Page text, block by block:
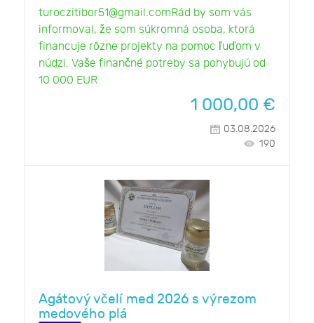
turoczitibor51@gmail.comRád by som vás
informoval, že som súkromná osoba, ktorá
financuje rôzne projekty na pomoc ľuďom v
núdzi. Vaše finančné potreby sa pohybujú od
10 000 EUR
1 000,00 €
03.08.2026
190
Agátový včelí med 2026 s výrezom
medového plá